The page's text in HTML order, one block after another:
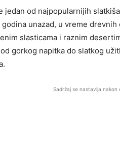
jedan od najpopularnijih
unazad, u vreme
slasticama i raznim
gorkog napitka do slatkog
Sadržaj se nastavlja nakon